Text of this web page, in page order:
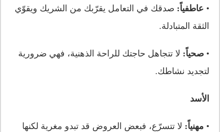
• عاطفياً: صدقك في التعامل يقرّبك من الشريك ويقوّي
الثقة المتبادلة.
•صحياً: لا تتجاهل حاجتك للراحة الذهنية، فهي ضرورية
لتجديد نشاطك.
الأسد
• مهنياً: لا تتسرّع، فبعض العروض قد تبدو مغرية لكنها